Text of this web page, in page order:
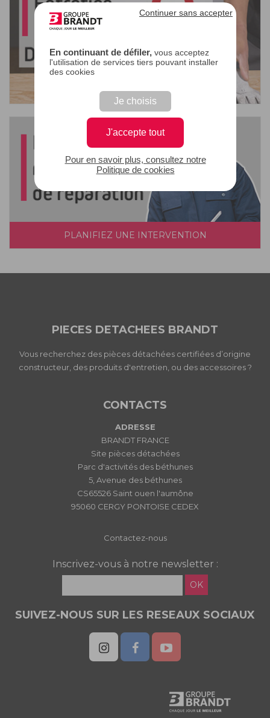
En continuant de défiler,vous acceptez
l'utilisation de services tiers pouvant installer
des cookies
Je choisis
J'accepte tout
Continuer sans accepter
Pour en savoir plus, consultez notre
Politique de cookies
PLANIFIEZ UNE INTERVENTION
PIECES DETACHEES BRANDT
Vous recherchez des pièces détachées certifiées d’origine
constructeur, des produits d'entretien, ou des accessoires ?
CONTACTS
ADRESSE
BRANDT FRANCE
Site pièces détachées
Parc d'activités des béthunes
5, Avenue des béthunes
CS65526 Saint ouen l'aumône
95060 CERGY PONTOISE CEDEX
Contactez-nous
Inscrivez-vous à notre newsletter :
OK
SUIVEZ-NOUS SUR LES RESEAUX SOCIAUX